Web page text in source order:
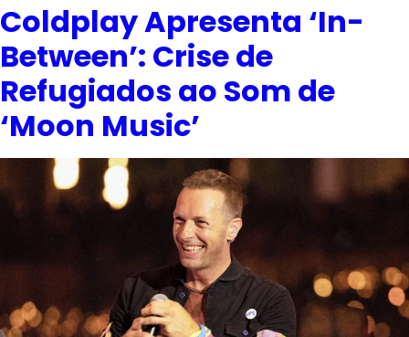
Coldplay Apresenta ‘In-
Between’: Crise de
Refugiados ao Som de
‘Moon Music’